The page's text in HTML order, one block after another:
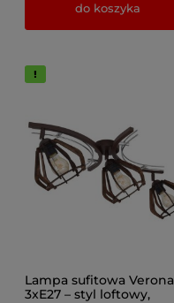
do koszyka
Lampa sufitowa Verona
3xE27 – styl loftowy,